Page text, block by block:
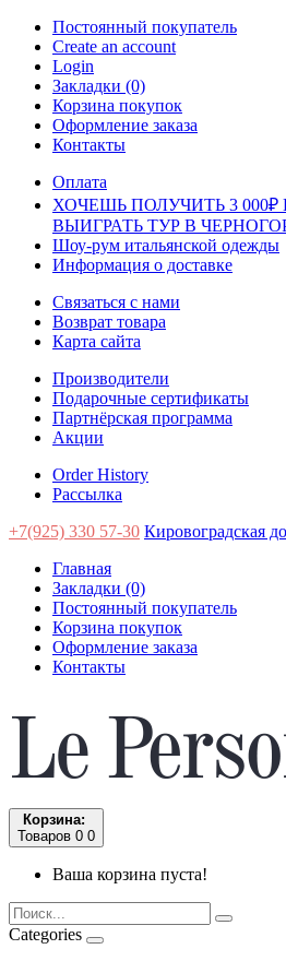
Постоянный покупатель
Create an account
Login
Закладки (0)
Корзина покупок
Оформление заказа
Контакты
Оплата
ХОЧЕШЬ ПОЛУЧИТЬ 3
ВЫИГРАТЬ ТУР В
Шоу-рум итальянской одежды
Информация о доставке
Связаться с нами
Возврат товара
Карта сайта
Производители
Подарочные сертификаты
Партнёрская программа
Акции
Order History
Рассылка
+7(925) 330 57-30 Кировоградская
Главная
Закладки (0)
Постоянный покупатель
Корзина покупок
Оформление заказа
Контакты
Корзина:
Товаров 0 0
Ваша корзина пуста!
Categories